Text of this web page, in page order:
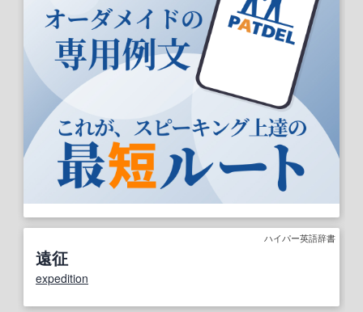
ハイパー英語辞書
遠征
expedition